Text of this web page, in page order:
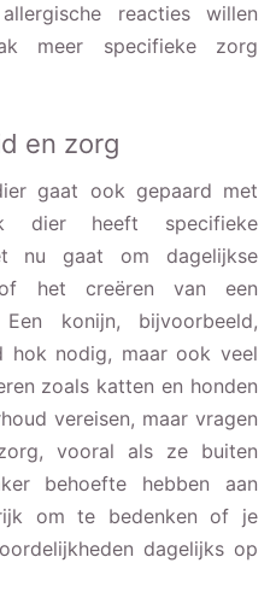
reacties willen
meer specifieke zorg
en zorg
gaat ook gepaard met
dier heeft specifieke
nu gaat om dagelijkse
of het creëren van een
konijn, bijvoorbeeld,
hok nodig, maar ook veel
zoals katten en honden
vereisen, maar vragen
vooral als ze buiten
behoefte hebben aan
om te bedenken of je
dagelijks op